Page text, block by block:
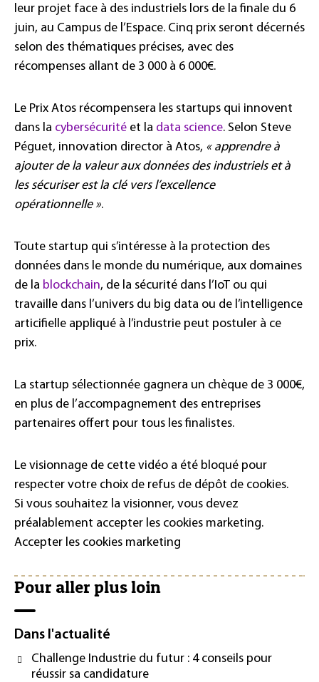
leur projet face à des industriels lors de la finale du 6
juin, au Campus de l’Espace. Cinq prix seront décernés
selon des thématiques précises, avec des
récompenses allant de 3 000 à 6 000€.
Le Prix Atos récompensera les startups qui innovent
dans la cybersécurité et la data science. Selon Steve
Péguet, innovation director à Atos, « apprendre à
ajouter de la valeur aux données des industriels et à
les sécuriser est la clé vers l’excellence
opérationnelle ».
Toute startup qui s’intéresse à la protection des
données dans le monde du numérique, aux domaines
de la blockchain, de la sécurité dans l’IoT ou qui
travaille dans l’univers du big data ou de l’intelligence
articifielle appliqué à l’industrie peut postuler à ce
prix.
La startup sélectionnée gagnera un chèque de 3 000€,
en plus de l’accompagnement des entreprises
partenaires offert pour tous les finalistes.
Le visionnage de cette vidéo a été bloqué pour
respecter votre choix de refus de dépôt de cookies.
Si vous souhaitez la visionner, vous devez
préalablement accepter les cookies marketing.
Accepter les cookies marketing
Pour aller plus loin
Dans l'actualité
Challenge Industrie du futur : 4 conseils pour
réussir sa candidature